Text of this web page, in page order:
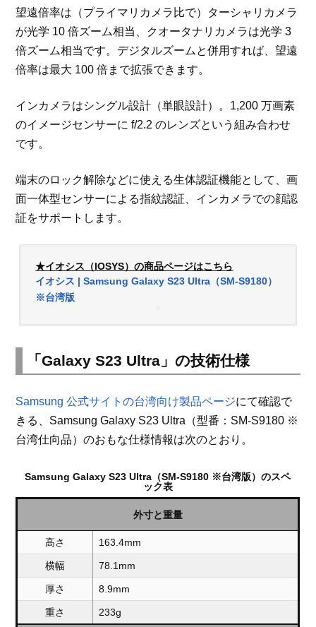
望遠倍率は（プライマリカメラ比で）ターシャリカメラ
が光学 10 倍ズーム相当、クオータナリカメラは光学 3
倍ズーム相当です。デジタルズームと併用すれば、望遠
倍率は最大 100 倍まで拡張できます。
インカメラはシングル設計（単眼設計）。1,200 万画素
のイメージセンサーに f/2.2 のレンズという組み合わせ
です。
端末のロック解除などに使える生体認証機能として、画
面一体型センサーによる指紋認証、インカメラでの顔認
証をサポートします。
★イオシス（IOSYS）の商品ページはこちら
イオシス | Samsung Galaxy S23 Ultra（SM-S9180）
※台湾版
「Galaxy S23 Ultra」の技術仕様
Samsung 公式サイトの台湾向け製品ページにて確認で
きる、Samsung Galaxy S23 Ultra（型番：SM-S9180 ※
台湾仕向品）のおもな仕様情報は次のとおり。
Samsung Galaxy S23 Ultra（SM-S9180 ※台湾版）のスペ
ック表
外寸と重量
高さ 163.4mm
横幅 78.1mm
厚さ 8.9mm
重さ 233g